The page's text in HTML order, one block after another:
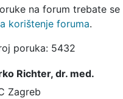
na forum trebate se
korištenje foruma.
poruka: 5432
Richter, dr. med.
Zagreb